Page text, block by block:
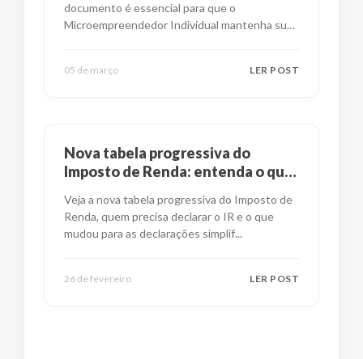
documento é essencial para que o
Microempreendedor Individual mantenha suas
05 de março LER POST
Nova tabela progressiva do
Imposto de Renda: entenda o que
Veja a nova tabela progressiva do Imposto de
Renda, quem precisa declarar o IR e o que
mudou para as declarações simplif...
26 de fevereiro LER POST